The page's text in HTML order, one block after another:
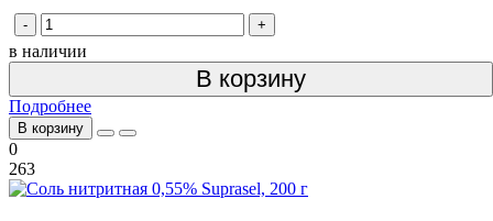
- +
в наличии
В корзину
Подробнее
В корзину
0
263